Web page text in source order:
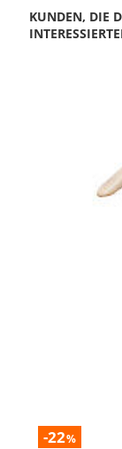
KUNDEN, DIE
-22%